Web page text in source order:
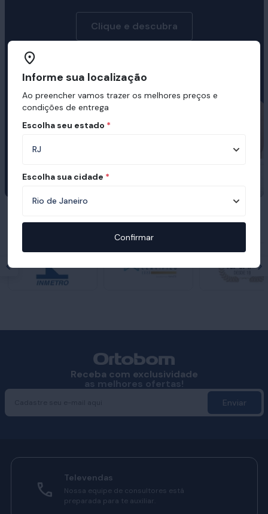
Clique e descubra
Ortobom
Receba com exclusividade
as melhores ofertas!
Enviar
Televendas
Nossa equipe de consultores está
preparada para te auxiliar.
Informe sua localização
Ao preencher vamos trazer os melhores preços e
condições de entrega
Escolha seu estado *
Escolha sua cidade *
Confirmar